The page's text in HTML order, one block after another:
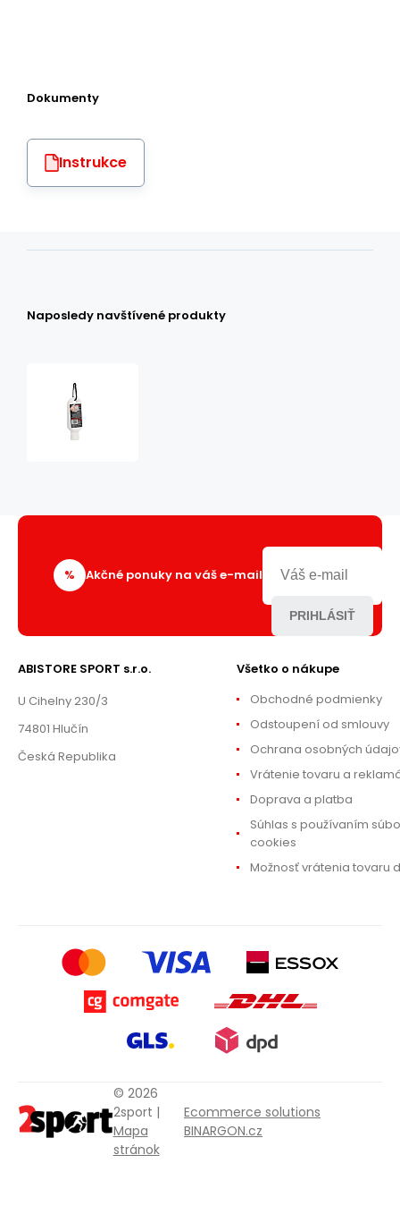
Dokumenty
Instrukce
Naposledy navštívené produkty
% Akčné ponuky na váš e-mail
PRIHLÁSIŤ
ABISTORE SPORT s.r.o.
U Cihelny 230/3
74801 Hlučín
Česká Republika
Všetko o nákupe
Obchodné podmienky
Odstoupení od smlouvy
Ochrana osobných
Vrátenie tovaru a
Doprava a platba
Súhlas s používaním
cookies
Možnosť vrátenia tovaru
© 2026
2sport |
Mapa
stránok
Ecommerce solutions
BINARGON.cz